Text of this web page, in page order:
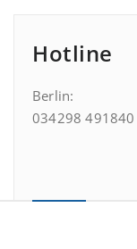
Hotline
Berlin:
034298 491840